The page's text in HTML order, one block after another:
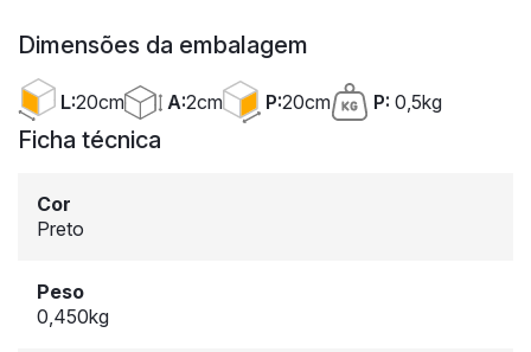
Dimensões da embalagem
L:20cm A:2cm P:20cm P: 0,5kg
Ficha técnica
Cor
Preto
Peso
0,450kg